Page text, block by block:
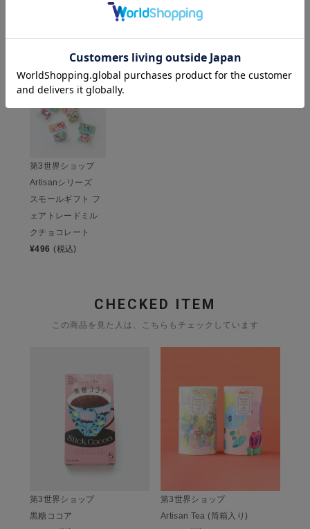
HISTORY
第3世界ショップ
Artisanシリーズ
スモールギフト フ
ェアトレードミル
クチョコレート
¥496 (税込)
CHECKED ITEM
この商品を見た人は、こちらもチェックしています
第3世界ショップ
黒糖ココア
第3世界ショップ
Artisan Tea (筒箱入り)